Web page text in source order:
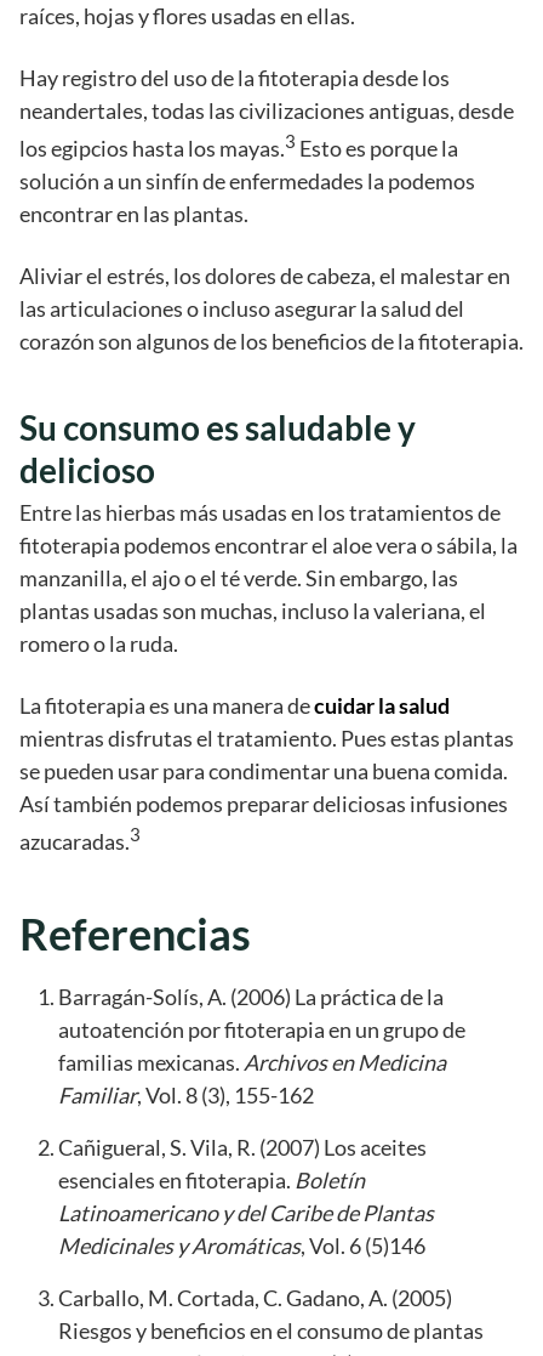
raíces, hojas y flores usadas en ellas.
Hay registro del uso de la fitoterapia desde los
neandertales, todas las civilizaciones antiguas, desde
los egipcios hasta los mayas.3 Esto es porque la
solución a un sinfín de enfermedades la podemos
encontrar en las plantas.
Aliviar el estrés, los dolores de cabeza, el malestar en
las articulaciones o incluso asegurar la salud del
corazón son algunos de los beneficios de la fitoterapia.
Su consumo es saludable y
delicioso
Entre las hierbas más usadas en los tratamientos de
fitoterapia podemos encontrar el aloe vera o sábila, la
manzanilla, el ajo o el té verde. Sin embargo, las
plantas usadas son muchas, incluso la valeriana, el
romero o la ruda.
La fitoterapia es una manera decuidar la salud
mientras disfrutas el tratamiento. Pues estas plantas
se pueden usar para condimentar una buena comida.
Así también podemos preparar deliciosas infusiones
azucaradas.3
Referencias
Barragán-Solís, A. (2006) La práctica de la
autoatención por fitoterapia en un grupo de
familias mexicanas. Archivos en Medicina
Familiar, Vol. 8 (3), 155-162
Cañigueral, S. Vila, R. (2007) Los aceites
esenciales en fitoterapia. Boletín
Latinoamericano y del Caribe de Plantas
Medicinales y Aromáticas, Vol. 6 (5)146
Carballo, M. Cortada, C. Gadano, A. (2005)
Riesgos y beneficios en el consumo de plantas